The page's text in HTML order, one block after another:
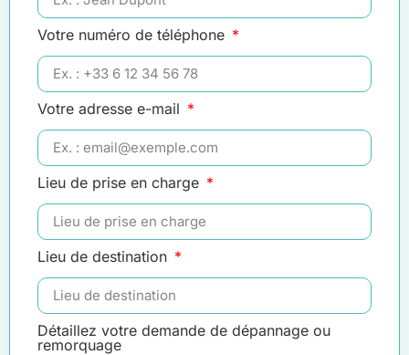
Votre numéro de téléphone
Votre adresse e-mail
Lieu de prise en charge
Lieu de destination
Détaillez votre demande de dépannage ou
remorquage